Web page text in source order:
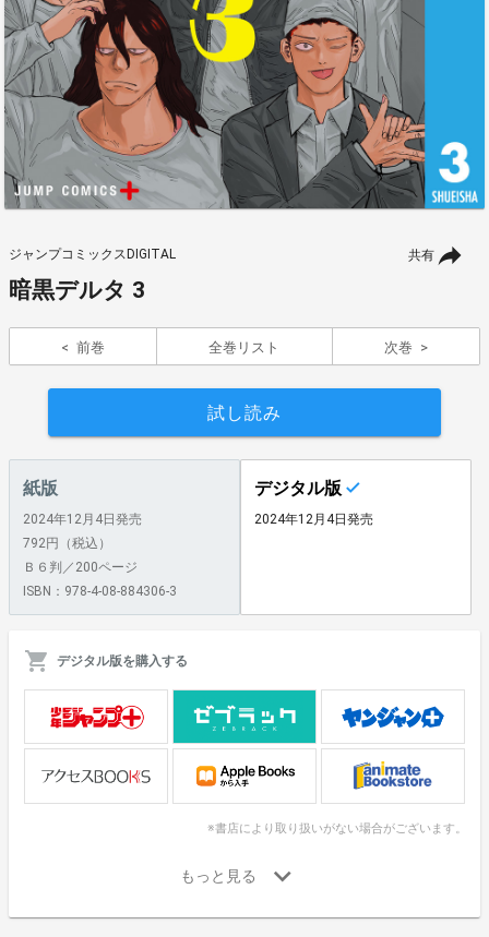
共有
ジャンプコミックスDIGITAL
暗黒デルタ 3
前巻 全巻リスト 次巻
試し読み
紙版
2024年12月4日発売
792円（税込）
Ｂ６判／200ページ
ISBN：978-4-08-884306-3
デジタル版
2024年12月4日発売
デジタル版を購入する
※書店により取り扱いがない場合がございます。